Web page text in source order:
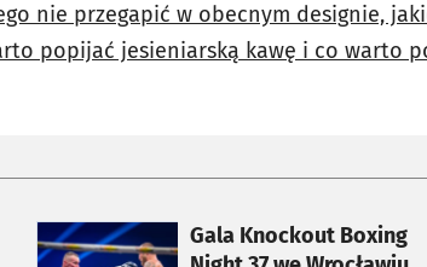
nie przegapić w obecnym designie,
popijać jesieniarską kawę i co warto
Gala Knockout Boxing
otworzy się w nowej karcie